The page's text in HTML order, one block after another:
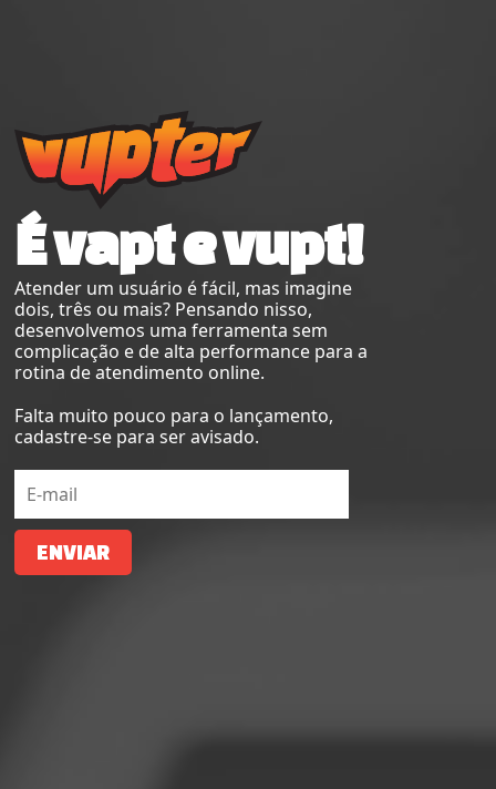
É vapt e vupt!
Atender um usuário é fácil, mas imagine
dois, três ou mais? Pensando nisso,
desenvolvemos uma ferramenta sem
complicação e de alta performance para a
rotina de atendimento online.
Falta muito pouco para o lançamento,
cadastre-se para ser avisado.
ENVIAR